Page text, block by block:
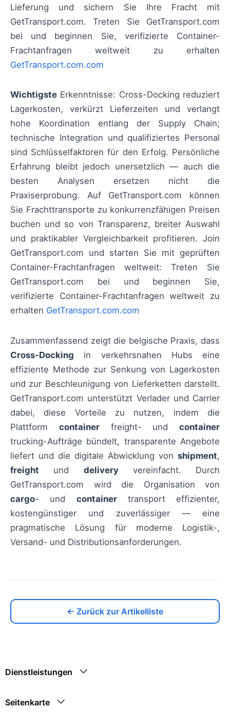
Lieferung und sichern Sie Ihre Fracht mit
GetTransport.com. Treten Sie GetTransport.com
bei und beginnen Sie, verifizierte Container-
Frachtanfragen weltweit zu erhalten
GetTransport.com.com
Wichtigste Erkenntnisse: Cross-Docking reduziert
Lagerkosten, verkürzt Lieferzeiten und verlangt
hohe Koordination entlang der Supply Chain;
technische Integration und qualifiziertes Personal
sind Schlüsselfaktoren für den Erfolg. Persönliche
Erfahrung bleibt jedoch unersetzlich — auch die
besten Analysen ersetzen nicht die
Praxiserprobung. Auf GetTransport.com können
Sie Frachttransporte zu konkurrenzfähigen Preisen
buchen und so von Transparenz, breiter Auswahl
und praktikabler Vergleichbarkeit profitieren. Join
GetTransport.com und starten Sie mit geprüften
Container-Frachtanfragen weltweit: Treten Sie
GetTransport.com bei und beginnen Sie,
verifizierte Container-Frachtanfragen weltweit zu
erhalten GetTransport.com.com
Zusammenfassend zeigt die belgische Praxis, dass
Cross-Docking in verkehrsnahen Hubs eine
effiziente Methode zur Senkung von Lagerkosten
und zur Beschleunigung von Lieferketten darstellt.
GetTransport.com unterstützt Verlader und Carrier
dabei, diese Vorteile zu nutzen, indem die
Plattform containerfreight- und container
trucking-Aufträge bündelt, transparente Angebote
liefert und die digitale Abwicklung von shipment,
freight und deliveryvereinfacht. Durch
GetTransport.com wird die Organisation von
cargo- und containertransport effizienter,
kostengünstiger und zuverlässiger — eine
pragmatische Lösung für moderne Logistik-,
Versand- und Distributionsanforderungen.
← Zurück zur Artikelliste
Dienstleistungen
Seitenkarte